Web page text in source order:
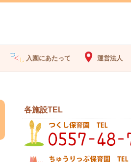
入園にあたって 運営法人
各施設TEL